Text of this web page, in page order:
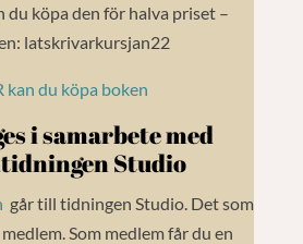
du köpa den för halva priset –
latskrivarkursjan22
kan du köpa boken
i samarbete med
Studio
går till tidningen Studio. Det som
Som medlem får du en